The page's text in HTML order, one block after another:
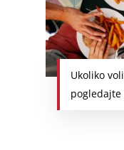
Ukoliko